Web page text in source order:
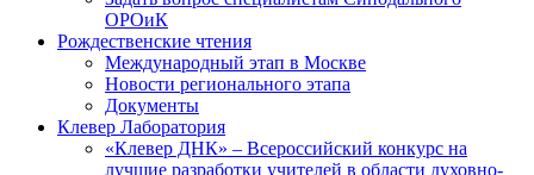
ОРОиК
Рождественские чтения
Международный этап в Москве
Новости регионального этапа
Документы
Клевер Лаборатория
«Клевер ДНК» – Всероссийский конкурс на
лучшие разработки учителей в области духовно-